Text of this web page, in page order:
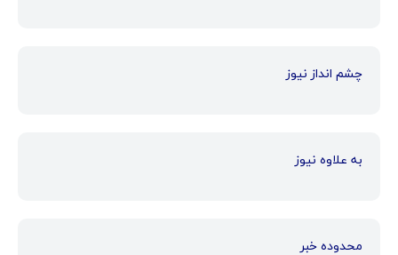
چشم انداز نیوز
به علاوه نیوز
محدوده خبر